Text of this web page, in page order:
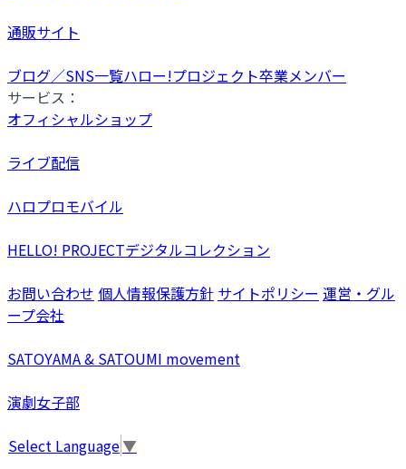
通販サイト
ブログ／SNS一覧ハロー!プロジェクト卒業メンバー
サービス：
オフィシャルショップ
ライブ配信
ハロプロモバイル
HELLO! PROJECTデジタルコレクション
お問い合わせ 個人情報保護方針 サイトポリシー 運営・グル
ープ会社
SATOYAMA & SATOUMI movement
演劇女子部
Select Language▼